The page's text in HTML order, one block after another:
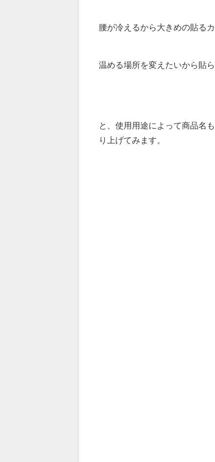
腰が冷えるから大きめの貼る
温める場所を変えたいから貼
と、使用用途によって商品名
り上げてみます。